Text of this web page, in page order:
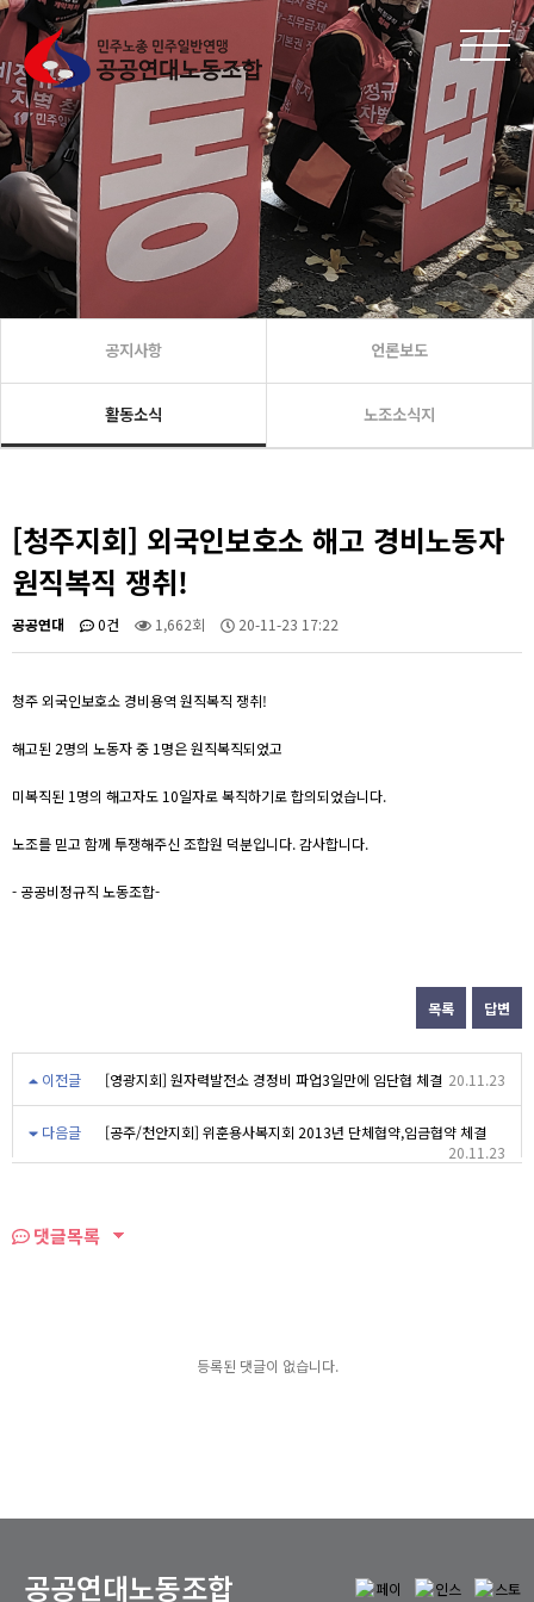
공지사항 언론보도
활동소식 노조소식지
[청주지회] 외국인보호소 해고 경비노동자
원직복직 쟁취!
공공연대 0건 1,662회 20-11-23 17:22
청주 외국인보호소 경비용역 원직복직 쟁취!
해고된 2명의 노동자 중 1명은 원직복직되었고
미복직된 1명의 해고자도 10일자로 복직하기로 합의되었습니다.
노조를 믿고 함께 투쟁해주신 조합원 덕분입니다. 감사합니다.
- 공공비정규직 노동조합-
목록 답변
이전글 [영광지회] 원자력발전소 경정비 파업3일만에 임단협 체결 20.11.23
다음글
[공주/천안지회] 위훈용사복지회 2013년 단체협약,임금협약 체결
20.11.23
댓글목록
등록된 댓글이 없습니다.
공공연대노동조합